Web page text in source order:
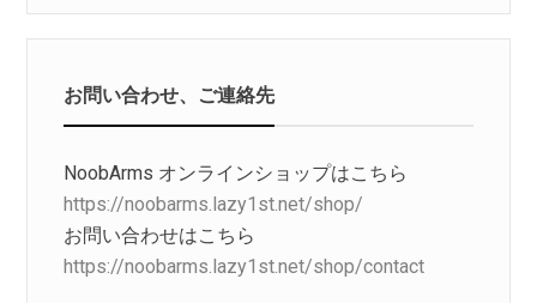
お問い合わせ、ご連絡先
NoobArms オンラインショップはこちら
https://noobarms.lazy1st.net/shop/
お問い合わせはこちら
https://noobarms.lazy1st.net/shop/contact